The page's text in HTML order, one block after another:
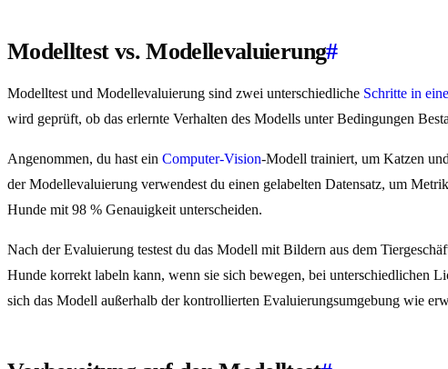
Modelltest vs. Modellevaluierung#
Modelltest und Modellevaluierung sind zwei unterschiedliche Schritte in
wird geprüft, ob das erlernte Verhalten des Modells unter Bedingungen
Angenommen, du hast ein Computer-Vision-Modell trainiert, um Katzen
der Modellevaluierung verwendest du einen gelabelten Datensatz, um
Hunde mit 98 % Genauigkeit unterscheiden.
Nach der Evaluierung testest du das Modell mit Bildern aus dem
Hunde korrekt labeln kann, wenn sie sich bewegen, bei unterschiedlichen
sich das Modell außerhalb der kontrollierten Evaluierungsumgebung wie